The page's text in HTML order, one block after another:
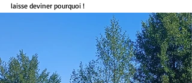
laisse deviner pourquoi !